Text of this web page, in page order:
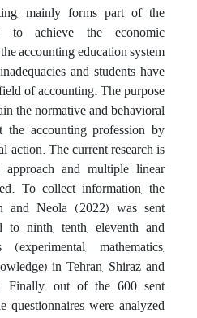
mainly forms part of the
to achieve the economic
accounting education system
and students have
of accounting. The purpose
the normative and behavioral
the accounting profession by
action. The current research is
and multiple linear
To collect information, the
and Neola (2022) was sent
ninth, tenth, eleventh and
mathematics,
in Tehran, Shiraz and
out of the 600 sent
questionnaires were analyzed